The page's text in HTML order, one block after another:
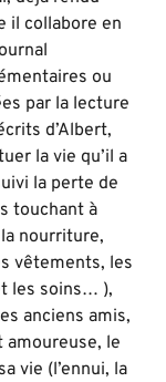
il collabore en
ou
par la lecture
d’Albert,
la vie qu’il a
la perte de
touchant à
nourriture,
vêtements, les
les soins… ),
anciens amis,
amoureuse, le
vie (l’ennui, la